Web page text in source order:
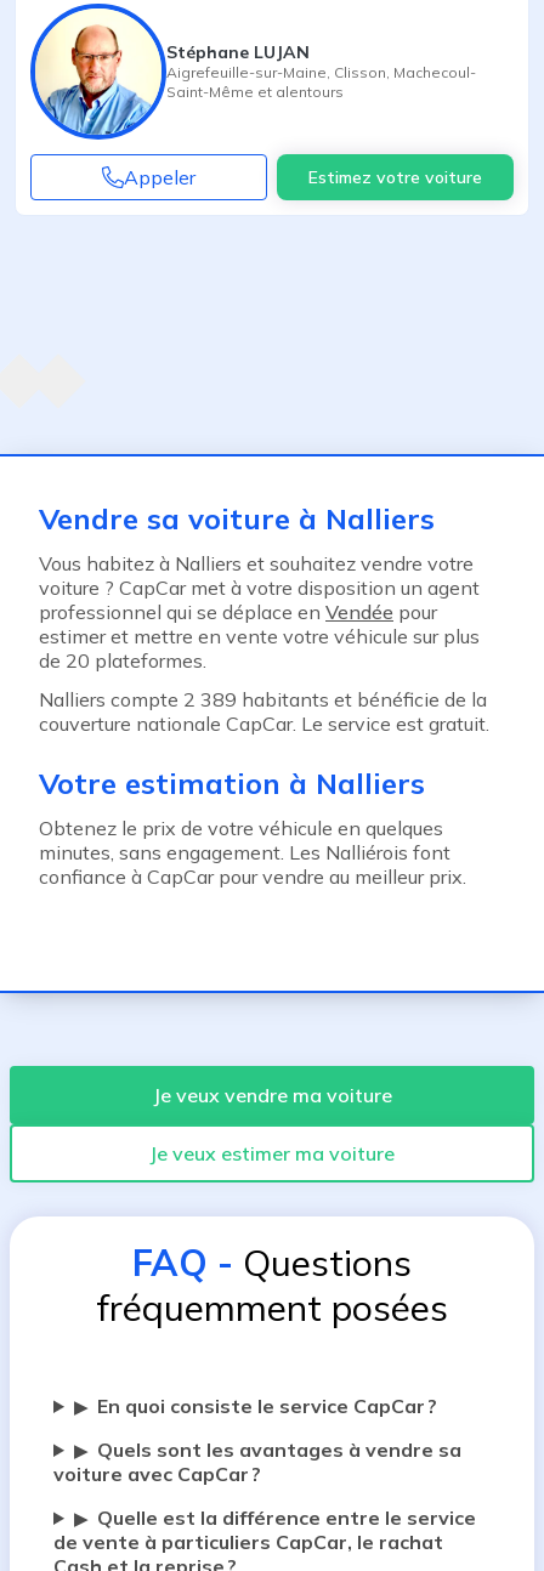
Stéphane LUJAN
Aigrefeuille-sur-Maine Clisson Machecoul-
Saint-Même et alentours
Appeler Estimez votre voiture
Vendre sa voiture à Nalliers
Vous habitez à Nalliers et souhaitez vendre votre
voiture ? CapCar met à votre disposition un agent
professionnel qui se déplace en Vendée pour
estimer et mettre en vente votre véhicule sur plus
de 20 plateformes.
Nalliers compte 2 389 habitants et bénéficie de la
couverture nationale CapCar. Le service est gratuit.
Votre estimation à Nalliers
Obtenez le prix de votre véhicule en quelques
minutes, sans engagement. Les Nalliérois font
confiance à CapCar pour vendre au meilleur prix.
Je veux vendre ma voiture
Je veux estimer ma voiture
FAQ - Questions
fréquemment posées
▶ En quoi consiste le service CapCar ?
▶ Quels sont les avantages à vendre sa
voiture avec CapCar ?
▶ Quelle est la différence entre le service
de vente à particuliers CapCar, le rachat
Cash et la reprise ?